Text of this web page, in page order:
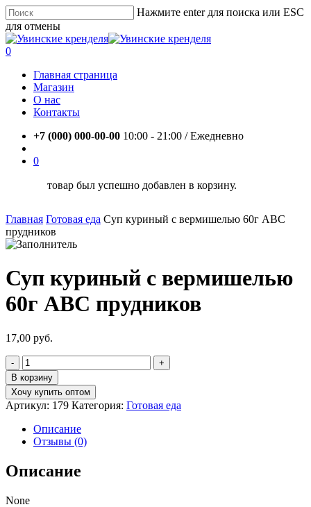
Skip
to
main
content
Нажмите enter для поиска или ESC
для отмены
Close
Search
account
0
Главная страница
Магазин
О нас
Контакты
+7 (000) 000-00-00 10:00 - 21:00 / Eжедневно
0
товар был успешно добавлен в корзину.
Главная Готовая еда Суп куриный с вермишелью 60г АВС
прудников
Суп куриный с вермишелью
60г АВС прудников
17,00 руб.
Количество
товара
Суп
куриный
с
вермишелью
60г
АВС
В корзину
Хочу купить оптом
Артикул: 179 Категория: Готовая еда
Описание
Отзывы (0)
Описание
None